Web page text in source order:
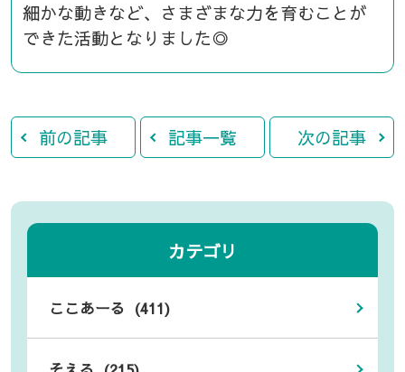
細かな動きなど、さまざまな力を育むことが
できた活動となりました◎
前の記事 記事一覧 次の記事
カテゴリ
ここあーる (411)